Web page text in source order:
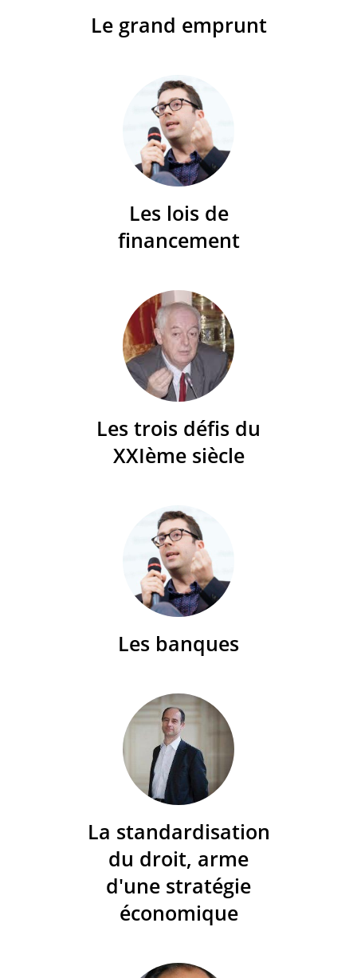
Le grand emprunt
Les lois de
financement
Les trois défis du
XXIème siècle
Les banques
La standardisation
du droit, arme
d'une stratégie
économique